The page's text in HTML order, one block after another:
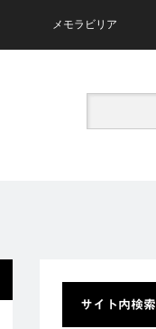
メモラビリア
サイト内検索